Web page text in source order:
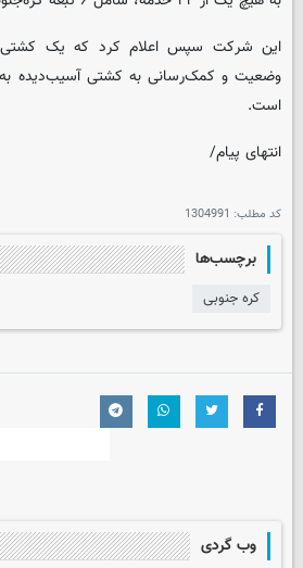
این شرکت سپس اعلام کرد که یک
وضعیت و کمک‌رسانی به کشتی آسیب‌دیده به
است.
انتهای پیام/
کد مطلب: 1304991
برچسب‌ها
کره جنوبی
وب گردی